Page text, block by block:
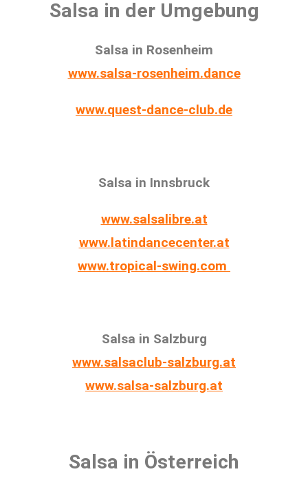
Salsa in der Umgebung
Salsa in Rosenheim
www.salsa-rosenheim.dance
www.quest-dance-club.de
Salsa in Innsbruck
www.salsalibre.at
www.latindancecenter.at
www.tropical-swing.com
Salsa in Salzburg
www.salsaclub-salzburg.at
www.salsa-salzburg.at
Salsa in Österreich